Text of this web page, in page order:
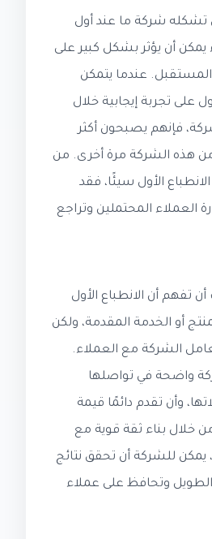
تشكله شركة ما عند أول
أن يؤثر بشكل كبير على
عندما يتمكن
على تجربة إيجابية خلال
فإنهم يصبحون أكثر
هذه الشركة مرة أخرى. من
الانطباع الأول سيئًا، فقد
العملاء المحتملين وتراجع
تفهم أن الانطباع الأول
أو الخدمة المقدمة، ولكن
الشركة مع العملاء.
واضحة في تواصلها
وأن تقدم دائمًا قيمة
خلال بناء ثقة قوية مع
يمكن للشركة أن تحقق نتائج
الطويل وتحافظ على عملاء